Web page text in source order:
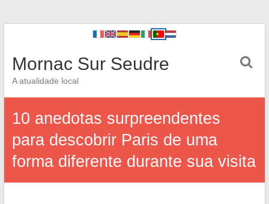
Mornac Sur Seudre
A atualidade local
10 anedotas surpreendentes
para descobrir Paris de uma
forma diferente durante sua visita